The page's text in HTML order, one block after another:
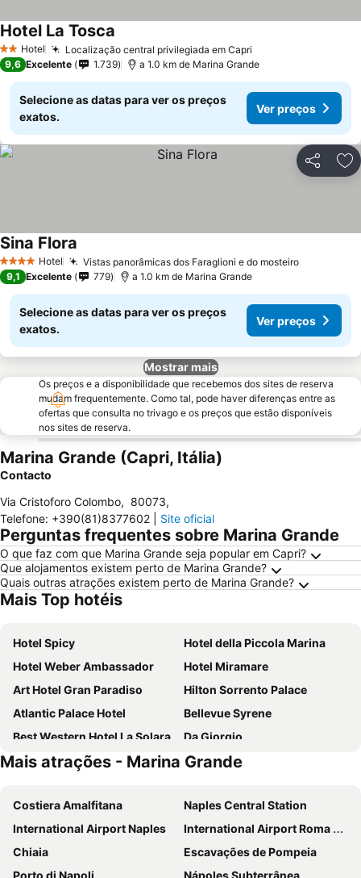
2 Estrelas
Hotel Localização central privilegiada em Capri
Hotel La Tosca
9,6 Excelente 1.739 a 1.0 km de Marina Grande
Selecione as datas para ver os preços
exatos.
Ver preços
Partilhar
4 EstrelasHotel Vistas panorâmicas dos Faraglioni e do mosteiro
Sina Flora
9,1 Excelente 779 a 1.0 km de Marina Grande
Selecione as datas para ver os preços
exatos.
Ver preços
Mostrar mais
Os preços e a disponibilidade que recebemos dos sites de reserva
mudam frequentemente. Como tal, pode haver diferenças entre as
ofertas que consulta no trivago e os preços que estão disponíveis
nos sites de reserva.
Marina Grande (Capri, Itália)
Contacto
Via Cristoforo Colombo, 80073,
Telefone: +390(81)8377602 Site oficial
Perguntas frequentes sobre Marina Grande
O que faz com que Marina Grande seja popular em Capri?
Que alojamentos existem perto de Marina Grande?
Quais outras atrações existem perto de Marina Grande?
Mais Top hotéis
Hotel Spicy
Hotel della Piccola Marina
Hotel Weber Ambassador
Hotel Miramare
Art Hotel Gran Paradiso
Hilton Sorrento Palace
Atlantic Palace Hotel
Bellevue Syrene
Best Western Hotel La Solara
Da Giorgio
Hotel Metropole
Hotel Zi Teresa
Grand Hotel Cesare Augusto
Hotel Dania
Johanna Park Hotel
Hotel Mega Mare
Hotel Carmencita
Ulisse Deluxe Hostel
Mais atrações - Marina Grande
Costiera Amalfitana
Naples Central Station
International Airport Naples
International Airport Roma Ciampino
Chiaia
Escavações de Pompeia
Porto di Napoli
Nápoles Subterrânea